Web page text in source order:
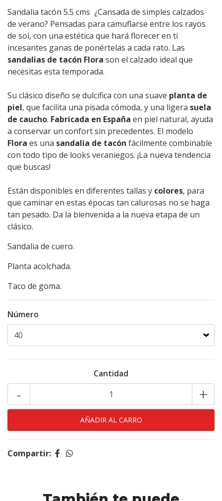
Sandalia tacón 5.5 cms ¿Cansada de simples calzados
de verano? Pensadas para camuflarse entre los rayos
de sol, con una estética que hará florecer en ti
incesantes ganas de ponértelas a cada rato. Las
sandalias de tacón Flora son el calzado ideal que
necesitas esta temporada.
Su clásico diseño se dulcifica con una suave planta de
piel, que facilita una pisada cómoda, y una ligera suela
de caucho. Fabricada en España en piel natural, ayuda
a conservar un confort sin precedentes. El modelo
Flora es una sandalia de tacón fácilmente combinable
con todo tipo de looks veraniegos. ¡La nueva tendencia
que buscas!
Están disponibles en diferentes tallas y colores, para
que caminar en estas épocas tan calurosas no se haga
tan pesado. Da la bienvenida a la nueva etapa de un
clásico.
Sandalia de cuero.
Planta acolchada.
Taco de goma.
Número
Cantidad
+
-
Compartir: